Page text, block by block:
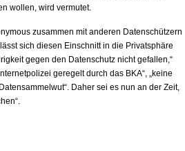
wollen, wird vermutet.
zusammen mit anderen Datenschützern
sich diesen Einschnitt in die Privatsphäre
gegen den Datenschutz nicht gefallen,“
geregelt durch das BKA“, „keine
Daher sei es nun an der Zeit,